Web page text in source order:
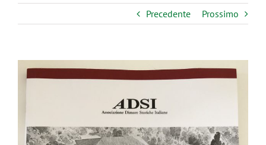
Precedente Prossimo
Ingrandisci
immagine